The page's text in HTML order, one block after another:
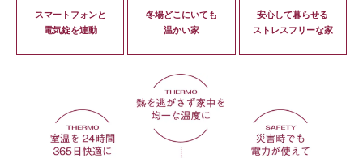
スマートフォンと
電気錠を連動
冬場どこにいても
温かい家
安心して暮らせる
ストレスフリーな家